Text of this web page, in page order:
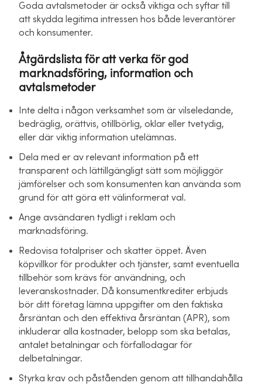
Goda avtalsmetoder är också viktiga och syftar till
att skydda legitima intressen hos både leverantörer
och konsumenter.
Åtgärdslista för att verka för god
marknadsföring, information och
avtalsmetoder
Inte delta i någon verksamhet som är vilseledande,
bedräglig, orättvis, otillbörlig, oklar eller tvetydig,
eller där viktig information utelämnas.
Dela med er av relevant information på ett
transparent och lättillgängligt sätt som möjliggör
jämförelser och som konsumenten kan använda som
grund för att göra ett välinformerat val.
Ange avsändaren tydligt i reklam och
marknadsföring.
Redovisa totalpriser och skatter öppet. Även
köpvillkor för produkter och tjänster, samt eventuella
tillbehör som krävs för användning, och
leveranskostnader. Då konsumentkrediter erbjuds
bör ditt företag lämna uppgifter om den faktiska
årsräntan och den effektiva årsräntan (APR), som
inkluderar alla kostnader, belopp som ska betalas,
antalet betalningar och förfallodagar för
delbetalningar.
Styrka krav och påståenden genom att tillhandahålla